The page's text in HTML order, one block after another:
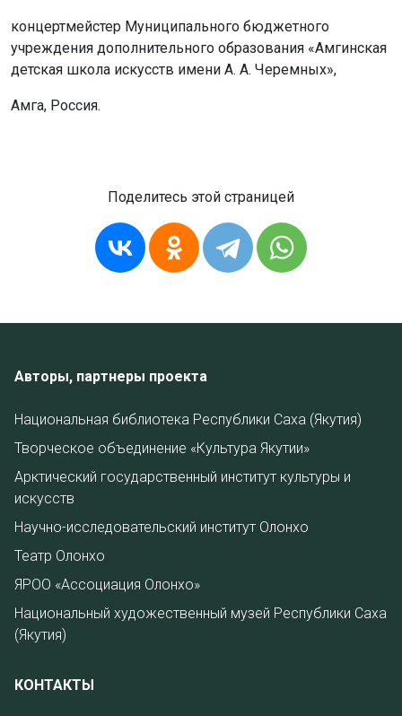
концертмейстер Муниципального бюджетного
учреждения дополнительного образования «Амгинская
детская школа искусств имени А. А. Черемных»,
Амга, Россия.
Поделитесь этой страницей
Авторы, партнеры проекта
Национальная библиотека Республики Саха (Якутия)
Творческое объединение «Культура Якутии»
Арктический государственный институт культуры и
искусств
Научно-исследовательский институт Олонхо
Театр Олонхо
ЯРОО «Ассоциация Олонхо»
Национальный художественный музей Республики Саха
(Якутия)
КОНТАКТЫ